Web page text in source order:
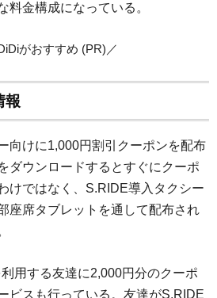
料金構成になっている。
がおすすめ (PR)／
報
向けに1,000円割引クーポンを配布
ダウンロードするとすぐにクーポ
けではなく、S.RIDE導入タクシー
座席タブレットを通して配布され
用する友達に2,000円分のクーポ
ビスも行っている。友達がS.RIDE